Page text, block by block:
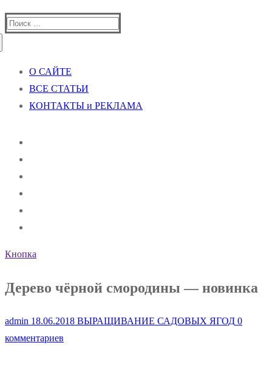
Найти:
О САЙТЕ
ВСЕ СТАТЬИ
КОНТАКТЫ и РЕКЛАМА
Кнопка
Дерево чёрной смородины — новинка
admin 18.06.2018 ВЫРАЩИВАНИЕ САДОВЫХ ЯГОД 0
комментариев